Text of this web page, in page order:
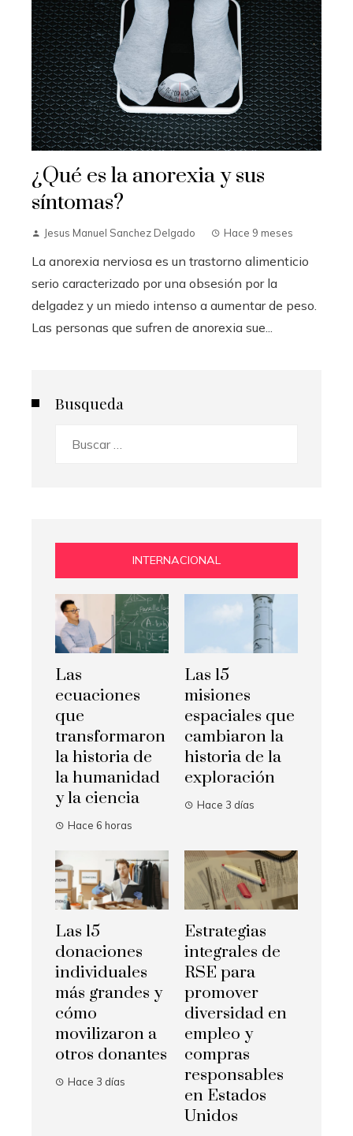
¿Qué es la anorexia y sus
síntomas?
Jesus Manuel Sanchez Delgado Hace 9 meses
La anorexia nerviosa es un trastorno alimenticio
serio caracterizado por una obsesión por la
delgadez y un miedo intenso a aumentar de peso.
Las personas que sufren de anorexia sue...
Busqueda
INTERNACIONAL
Las
ecuaciones
que
transformaron
la historia de
la humanidad
y la ciencia
Hace 6 horas
Las 15
misiones
espaciales que
cambiaron la
historia de la
exploración
Hace 3 días
Las 15
donaciones
individuales
más grandes y
cómo
movilizaron a
otros donantes
Hace 3 días
Estrategias
integrales de
RSE para
promover
diversidad en
empleo y
compras
responsables
en Estados
Unidos